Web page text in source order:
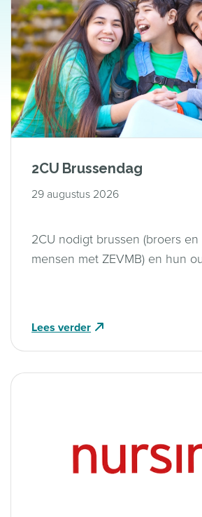
2CU Brussendag
29 augustus 2026
2CU nodigt brussen (broers
mensen met ZEVMB) en hun
Lees verder